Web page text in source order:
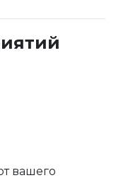
вашего